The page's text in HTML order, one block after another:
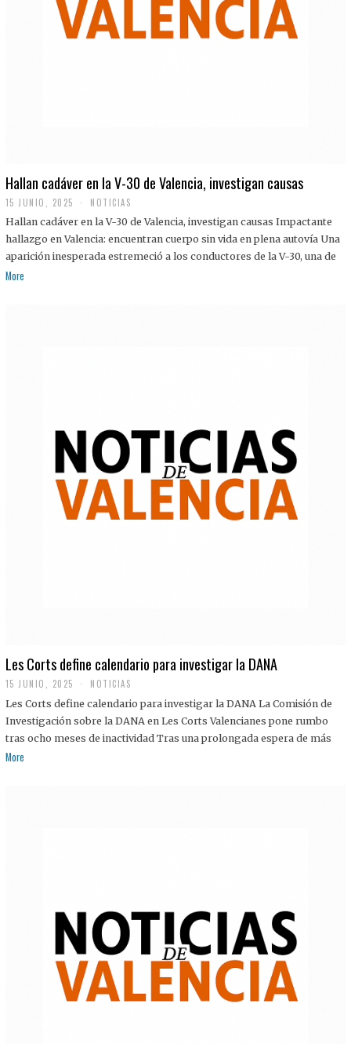
Hallan cadáver en la V-30 de Valencia, investigan causas
15 JUNIO, 2025 NOTICIAS
Hallan cadáver en la V-30 de Valencia, investigan causas Impactante
hallazgo en Valencia: encuentran cuerpo sin vida en plena autovía Una
aparición inesperada estremeció a los conductores de la V-30, una de
More
Les Corts define calendario para investigar la DANA
15 JUNIO, 2025 NOTICIAS
Les Corts define calendario para investigar la DANA La Comisión de
Investigación sobre la DANA en Les Corts Valencianes pone rumbo
tras ocho meses de inactividad Tras una prolongada espera de más
More